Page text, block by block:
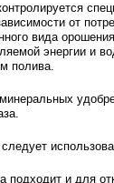
от
вида
энергии и
полива.
подходит и для